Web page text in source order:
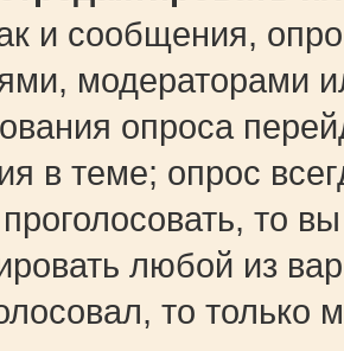
и сообщения,
модераторами
опроса
в теме; опрос
то
любой из
то только